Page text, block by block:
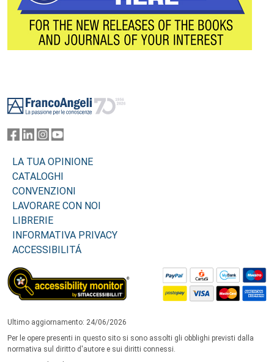
LA TUA OPINIONE
CATALOGHI
CONVENZIONI
LAVORARE CON NOI
LIBRERIE
INFORMATIVA PRIVACY
ACCESSIBILITÁ
Ultimo aggiornamento: 24/06/2026
Per le opere presenti in questo sito si sono assolti gli obblighi previsti dalla
normativa sul diritto d'autore e sui diritti connessi.